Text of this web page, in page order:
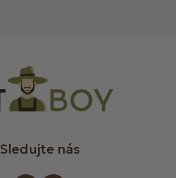
Sledujte nás